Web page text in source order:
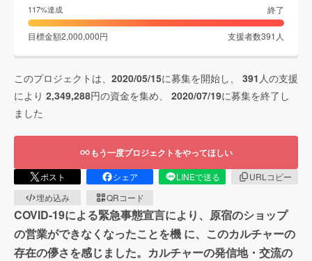
117%達成 終了
目標金額2,000,000円 支援者数391 人
このプロジェクトは、 2020/05/15に募集を開始し、 391 人の支援
により 2,349,288円の資金を集め、 2020/07/19に募集を終了し
ました
もう一度プロジェクトをやってほしい
ポスト シェア LINEで送る
URLコピー
埋め込み
QRコード
COVID-19による緊急事態宣言により、原宿のショップ
の営業ができなくなったことを機 に、このカルチャーの
存在の儚さを感じました。カルチャーの発信地・交流の